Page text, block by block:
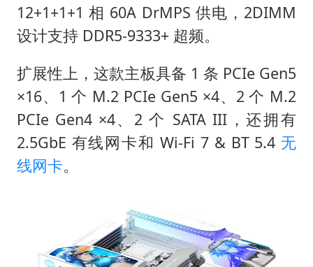
12+1+1+1 相 60A DrMPS 供电，2DIMM
设计支持 DDR5-9333+ 超频。
扩展性上，这款主板具备 1 条 PCIe Gen5
×16、1 个 M.2 PCIe Gen5 ×4、2 个 M.2
PCIe Gen4 ×4、2 个 SATA III，还拥有
2.5GbE 有线网卡和 Wi-Fi 7 & BT 5.4 无
线网卡。